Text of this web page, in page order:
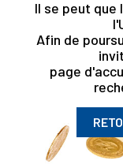
Il se peut que
Afin de
page